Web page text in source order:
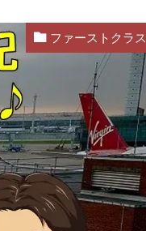
ファーストクラス